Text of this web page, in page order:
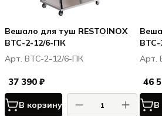
Вешало для туш RESTOINOX
ВТС-2-12/6-ПК
Арт. ВТС-2-12/6-ПК
37 390 ₽
В корзину
ВТС-
Арт.
46
В